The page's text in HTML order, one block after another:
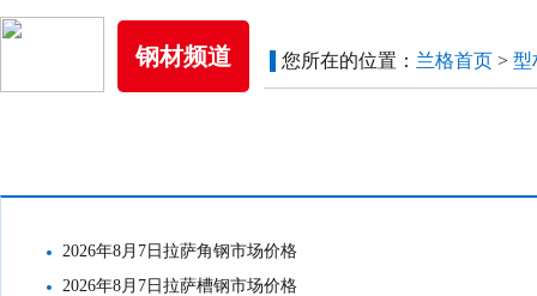
钢材频道 您所在的位置： 兰格首页 > 型
2026年8月7日拉萨角钢市场价格
2026年8月7日拉萨槽钢市场价格